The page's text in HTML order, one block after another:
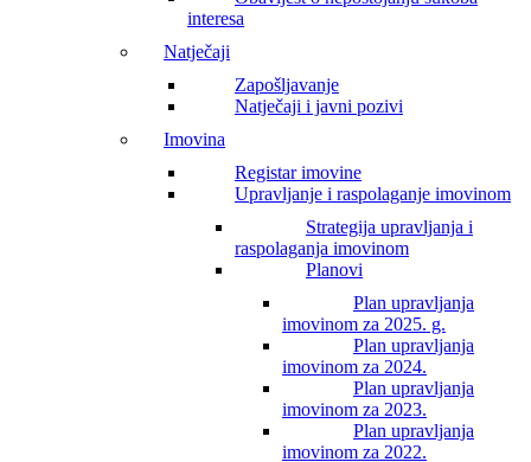
interesa
Natječaji
Zapošljavanje
Natječaji i javni pozivi
Imovina
Registar imovine
Upravljanje i raspolaganje imovinom
Strategija upravljanja i
raspolaganja imovinom
Planovi
Plan upravljanja
imovinom za 2025. g.
Plan upravljanja
imovinom za 2024.
Plan upravljanja
imovinom za 2023.
Plan upravljanja
imovinom za 2022.